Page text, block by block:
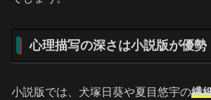
心理描写の深さは小説版が優勢
小説版では、犬塚日葵や夏目悠宇の繊